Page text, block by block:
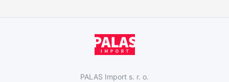
PALAS Import s. r. o.